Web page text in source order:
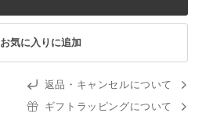
お気に入りに追加
返品・キャンセルについて
ギフトラッピングについて